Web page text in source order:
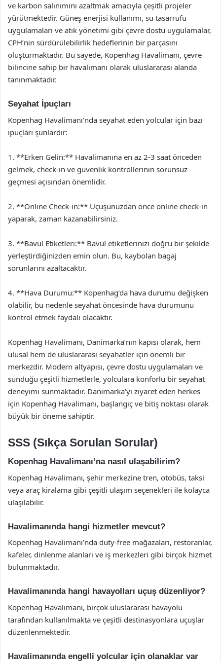
ve karbon salınımını azaltmak amacıyla çeşitli projeler
yürütmektedir. Güneş enerjisi kullanımı, su tasarrufu
uygulamaları ve atık yönetimi gibi çevre dostu uygulamalar,
CPH’nin sürdürülebilirlik hedeflerinin bir parçasını
oluşturmaktadır. Bu sayede, Kopenhag Havalimanı, çevre
bilincine sahip bir havalimanı olarak uluslararası alanda
tanınmaktadır.
Seyahat İpuçları
Kopenhag Havalimanı’nda seyahat eden yolcular için bazı
ipuçları şunlardır:
1. **Erken Gelin:** Havalimanına en az 2-3 saat önceden
gelmek, check-in ve güvenlik kontrollerinin sorunsuz
geçmesi açısından önemlidir.
2. **Online Check-in:** Uçuşunuzdan önce online check-in
yaparak, zaman kazanabilirsiniz.
3. **Bavul Etiketleri:** Bavul etiketlerinizi doğru bir şekilde
yerleştirdiğinizden emin olun. Bu, kaybolan bagaj
sorunlarını azaltacaktır.
4. **Hava Durumu:** Kopenhag’da hava durumu değişken
olabilir, bu nedenle seyahat öncesinde hava durumunu
kontrol etmek faydalı olacaktır.
Kopenhag Havalimanı, Danimarka’nın kapısı olarak, hem
ulusal hem de uluslararası seyahatler için önemli bir
merkezdir. Modern altyapısı, çevre dostu uygulamaları ve
sunduğu çeşitli hizmetlerle, yolculara konforlu bir seyahat
deneyimi sunmaktadır. Danimarka’yı ziyaret eden herkes
için Kopenhag Havalimanı, başlangıç ve bitiş noktası olarak
büyük bir öneme sahiptir.
SSS (Sıkça Sorulan Sorular)
Kopenhag Havalimanı’na nasıl ulaşabilirim?
Kopenhag Havalimanı, şehir merkezine tren, otobüs, taksi
veya araç kiralama gibi çeşitli ulaşım seçenekleri ile kolayca
ulaşılabilir.
Havalimanında hangi hizmetler mevcut?
Kopenhag Havalimanı’nda duty-free mağazaları, restoranlar,
kafeler, dinlenme alanları ve iş merkezleri gibi birçok hizmet
bulunmaktadır.
Havalimanında hangi havayolları uçuş düzenliyor?
Kopenhag Havalimanı, birçok uluslararası havayolu
tarafından kullanılmakta ve çeşitli destinasyonlara uçuşlar
düzenlenmektedir.
Havalimanında engelli yolcular için olanaklar var